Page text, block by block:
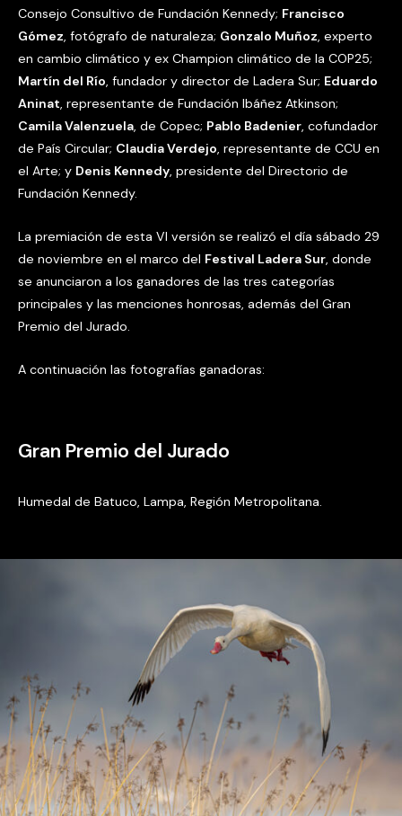
Consejo Consultivo de Fundación Kennedy; Francisco
Gómez, fotógrafo de naturaleza; Gonzalo Muñoz, experto
en cambio climático y ex Champion climático de la COP25;
Martín del Río, fundador y director de Ladera Sur; Eduardo
Aninat, representante de Fundación Ibáñez Atkinson;
Camila Valenzuela, de Copec; Pablo Badenier, cofundador
de País Circular; Claudia Verdejo, representante de CCU en
el Arte; y Denis Kennedy, presidente del Directorio de
Fundación Kennedy.
La premiación de esta VI versión se realizó el día sábado 29
de noviembre en el marco del Festival Ladera Sur, donde
se anunciaron a los ganadores de las tres categorías
principales y las menciones honrosas, además del Gran
Premio del Jurado.
A continuación las fotografías ganadoras:
Gran Premio del Jurado
Humedal de Batuco, Lampa, Región Metropolitana.